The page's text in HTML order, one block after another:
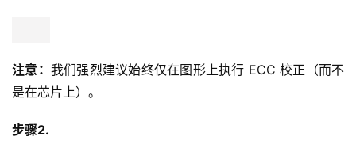
注意： 我们强烈建议始终仅在图形上执行 ECC 校正（而不
是在芯片上）。
步骤2.